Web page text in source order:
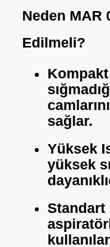
Neden MAR
Edilmeli?
Kompakt
sağlar.
Yüksek
yüksek
Standart